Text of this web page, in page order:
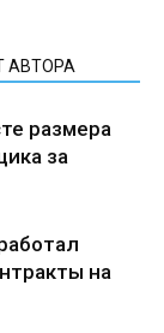
АВТОРА
размера
за
на